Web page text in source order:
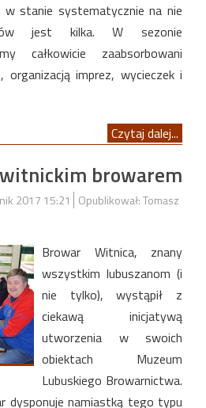
stanie systematycznie na nie
jest kilka. W sezonie
całkowicie zaabsorbowani
organizacją imprez, wycieczek i
Czytaj dalej...
browarem
2017 15:21
Opublikował: Tomasz
Browar Witnica, znany
wszystkim lubuszanom (i
nie tylko), wystąpił z
ciekawą inicjatywą
utworzenia w swoich
obiektach Muzeum
Lubuskiego Browarnictwa.
dysponuje namiastką tego typu